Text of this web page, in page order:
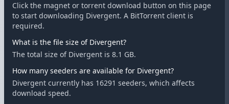
Click the magnet or torrent download button on this page
to start downloading Divergent. A BitTorrent client is
required.
What is the file size of Divergent?
The total size of Divergent is 8.1 GB.
How many seeders are available for Divergent?
Divergent currently has 16291 seeders, which affects
download speed.